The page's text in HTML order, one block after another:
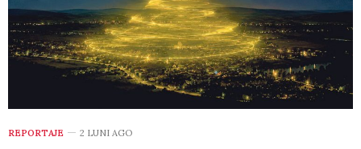
REPORTAJE 2 LUNI AGO